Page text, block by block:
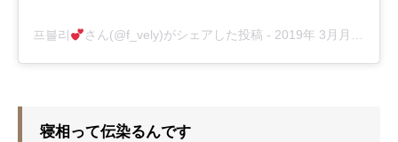
프블리 さん(@f_vely)がシェアした投稿 - 2019年 3月月1日午後8時14分PST
寝相って伝染るんです